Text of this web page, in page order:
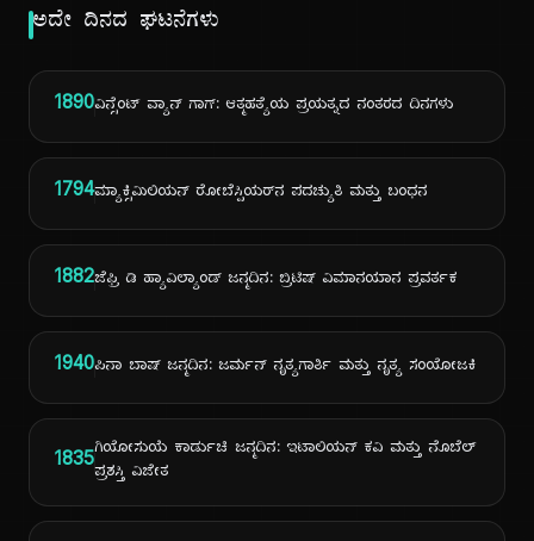
ಅದೇ ದಿನದ ಘಟನೆಗಳು
1890ವಿನ್ಸೆಂಟ್ ವ್ಯಾನ್ ಗಾಗ್: ಆತ್ಮಹತ್ಯೆಯ ಪ್ರಯತ್ನದ ನಂತರದ ದಿನಗಳು
1794ಮ್ಯಾಕ್ಸಿಮಿಲಿಯನ್ ರೋಬೆಸ್ಪಿಯರ್‌ನ ಪದಚ್ಯುತಿ ಮತ್ತು ಬಂಧನ
1882ಜೆಫ್ರಿ ಡಿ ಹ್ಯಾವಿಲ್ಯಾಂಡ್ ಜನ್ಮದಿನ: ಬ್ರಿಟಿಷ್ ವಿಮಾನಯಾನ ಪ್ರವರ್ತಕ
1940ಪಿನಾ ಬಾಷ್ ಜನ್ಮದಿನ: ಜರ್ಮನ್ ನೃತ್ಯಗಾರ್ತಿ ಮತ್ತು ನೃತ್ಯ ಸಂಯೋಜಕಿ
1835ಗಿಯೋಸುಯೆ ಕಾರ್ಡುಚಿ ಜನ್ಮದಿನ: ಇಟಾಲಿಯನ್ ಕವಿ ಮತ್ತು ನೊಬೆಲ್
ಪ್ರಶಸ್ತಿ ವಿಜೇತ